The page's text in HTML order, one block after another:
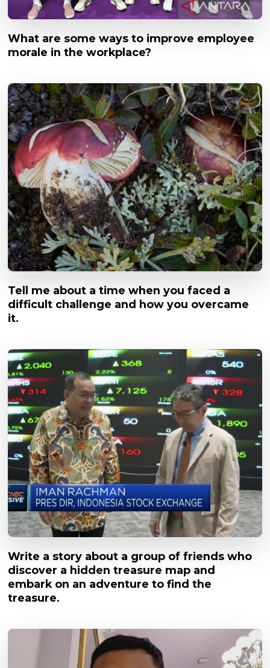
What are some ways to improve employee
morale in the workplace?
Tell me about a time when you faced a
difficult challenge and how you overcame
it.
Write a story about a group of friends who
discover a hidden treasure map and
embark on an adventure to find the
treasure.